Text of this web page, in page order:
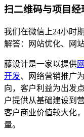
扫二维码与项目经
我们在微信上24小时
解答：网站优化、网
藤设计是一家以提供
开发、网络营销推广
向，客户利益为出发
户提供从基础建设到
客户商业价值较大化
量。